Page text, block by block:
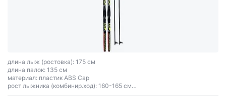
длина лыж (ростовка): 175 см
длина палок: 135 см
материал: пластик ABS Cap
рост лыжника (комбинир.ход): 160-165 см
цвет зависит от партии поставки